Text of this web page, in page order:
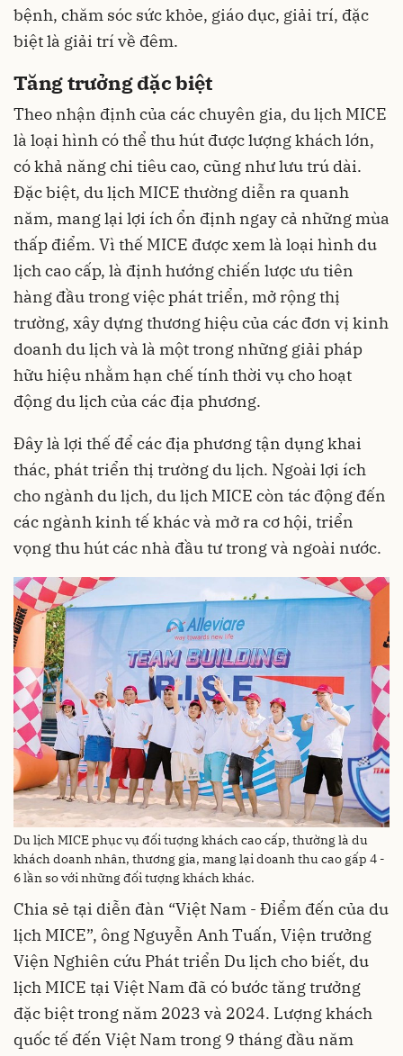
bệnh, chăm sóc sức khỏe, giáo dục, giải trí, đặc
biệt là giải trí về đêm.
Tăng trưởng đặc biệt
Theo nhận định của các chuyên gia, du lịch MICE
là loại hình có thể thu hút được lượng khách lớn,
có khả năng chi tiêu cao, cũng như lưu trú dài.
Đặc biệt, du lịch MICE thường diễn ra quanh
năm, mang lại lợi ích ổn định ngay cả những mùa
thấp điểm. Vì thế MICE được xem là loại hình du
lịch cao cấp, là định hướng chiến lược ưu tiên
hàng đầu trong việc phát triển, mở rộng thị
trường, xây dựng thương hiệu của các đơn vị kinh
doanh du lịch và là một trong những giải pháp
hữu hiệu nhằm hạn chế tính thời vụ cho hoạt
động du lịch của các địa phương.
Đây là lợi thế để các địa phương tận dụng khai
thác, phát triển thị trường du lịch. Ngoài lợi ích
cho ngành du lịch, du lịch MICE còn tác động đến
các ngành kinh tế khác và mở ra cơ hội, triển
vọng thu hút các nhà đầu tư trong và ngoài nước.
Du lịch MICE phục vụ đối tượng khách cao cấp, thường là du
khách doanh nhân, thương gia, mang lại doanh thu cao gấp 4 -
6 lần so với những đối tượng khách khác.
Chia sẻ tại diễn đàn “Việt Nam - Điểm đến của du
lịch MICE”, ông Nguyễn Anh Tuấn, Viện trưởng
Viện Nghiên cứu Phát triển Du lịch cho biết, du
lịch MICE tại Việt Nam đã có bước tăng trưởng
đặc biệt trong năm 2023 và 2024. Lượng khách
quốc tế đến Việt Nam trong 9 tháng đầu năm